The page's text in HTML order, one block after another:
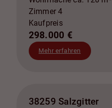
Zimmer 4
Kaufpreis
298.000 €
Mehr erfahren
38259 Salzgitter